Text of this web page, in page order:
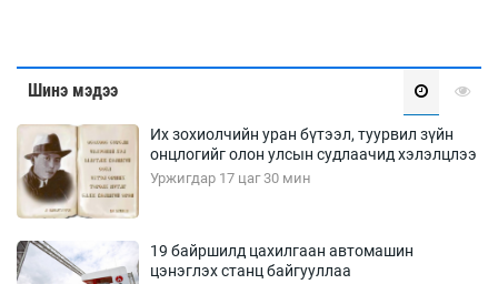
Шинэ мэдээ
Их зохиолчийн уран бүтээл, туурвил зүйн
онцлогийг олон улсын судлаачид хэлэлцлээ
Уржигдар 17 цаг 30 мин
19 байршилд цахилгаан автомашин
цэнэглэх станц байгууллаа